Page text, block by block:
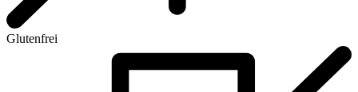
Glutenfrei